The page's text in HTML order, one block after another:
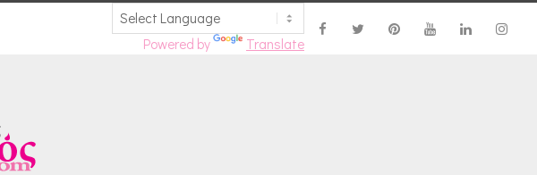
Powered by Translate